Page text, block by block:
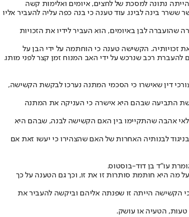
נתונה למסכת של לחצים, איומים ואלימות קשה
בינה לבינו. עוד טענה כי בנה כפה עליה להעביר אליו
אלף שקל. לדבריה, היא הופתעה לגלות שפרט לדירה שהועברה לבן באיומים, הוא העביר לידיו את הזכויות
זכויותיה. הקשישה טענה כי הוחתמה על ידי הבן על
רכב שנרכש על ידי האב המנוח זמן קצר לפני מותו.
דין שאישרו כי הסכמי המתנה נערכו לבקשת הקשישה,
התביעה שבהם היא אישרה כי העניקה את המתנה
אהבה שהתקיימו בין האם הקשישה לבנה, שבהם היא
לבנותיה האחרות של האם שהצהירו כי יעשו זאת אם
עו"ד בן דוד-בוסטוס.
מה היא חותמת סותרות זו את זו, וכך גם הטענה על כך
הקשישה הייתה זו שפנתה אליהם וביקשה להעביר את
טעות, הטעיה או עושק.